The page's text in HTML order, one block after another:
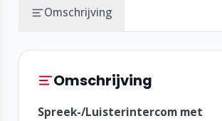
Omschrijving
Omschrijving
Spreek-/Luisterintercom met